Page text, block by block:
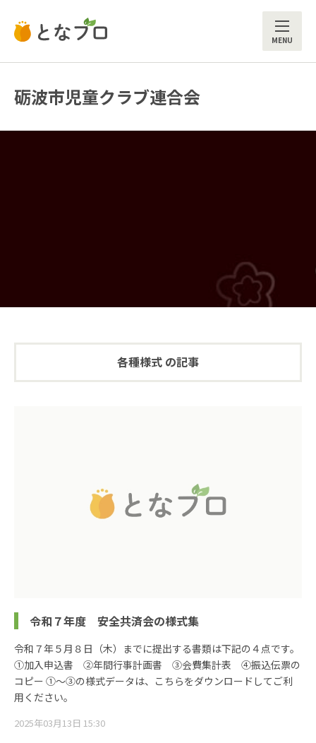
砺波市児童クラブ連合会
各種様式 の記事
令和７年度 安全共済会の様式集
令和７年５月８日（木）までに提出する書類は下記の４点です。
①加入申込書 ②年間行事計画書 ③会費集計表 ④振込伝票の
コピー ①～③の様式データは、こちらをダウンロードしてご利
用ください。
2025年03月13日 15:30